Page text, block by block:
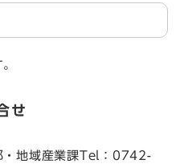
せ
・地域産業課Tel：0742-